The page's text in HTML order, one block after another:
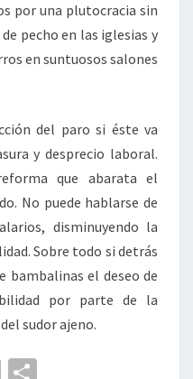
por una plutocracia sin
pecho en las iglesias y
en suntuosos salones
del paro si éste va
y desprecio laboral.
que abarata el
No puede hablarse de
disminuyendo la
Sobre todo si detrás
bambalinas el deseo de
por parte de la
sudor ajeno.